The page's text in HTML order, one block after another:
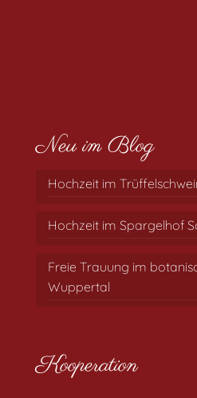
Neu im Blog
Hochzeit im
Hochzeit im Spargelhof
Freie Trauung im
Wuppertal
Kooperation